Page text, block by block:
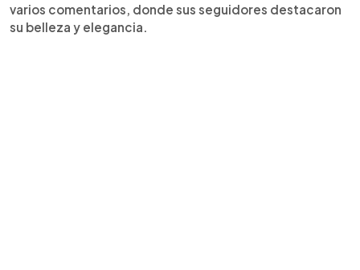
varios comentarios, donde sus seguidores destacaron
su belleza y elegancia.